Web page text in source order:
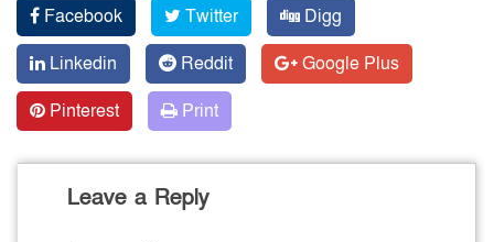
Facebook Twitter
Digg
Linkedin
Reddit
Google Plus
Pinterest
Print
Leave a Reply